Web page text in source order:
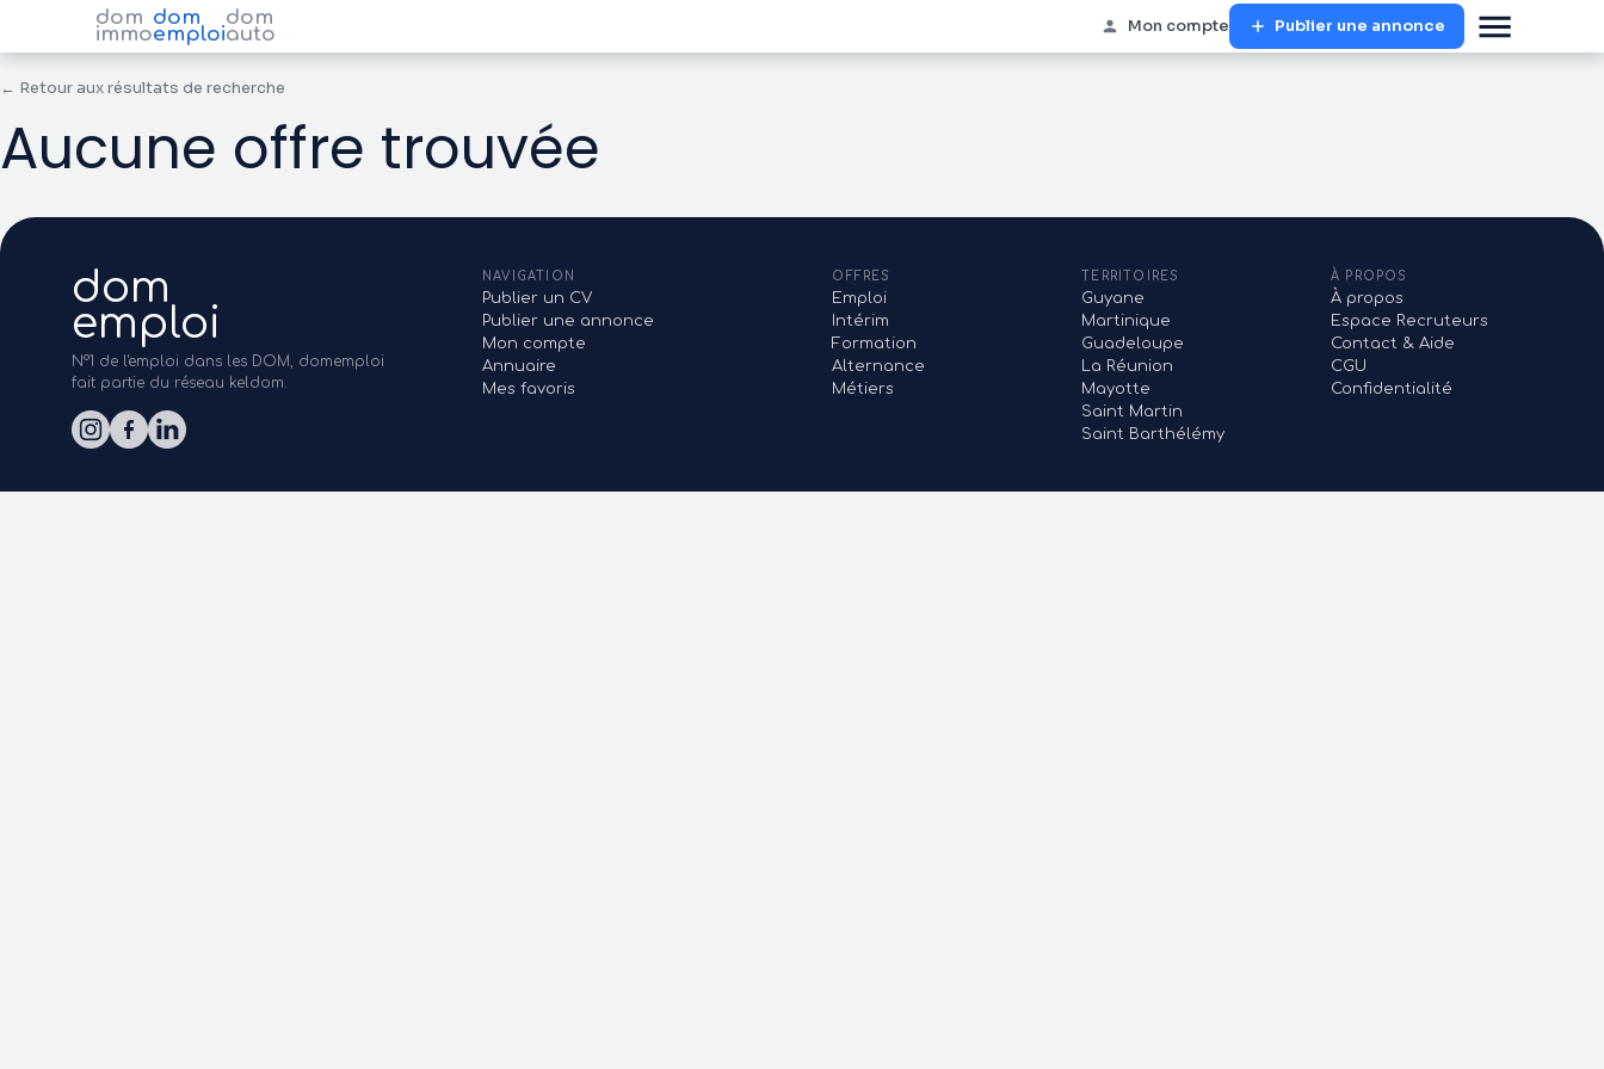
dom
immo
dom
emploi
dom
auto Mon compte Publier une annonce
← Retour aux résultats de recherche
Aucune offre trouvée
dom
emploi
N°1 de l'emploi dans les DOM, domemploi
fait partie du réseau keldom.
NAVIGATION
Publier un CV
Publier une annonce
Mon compte
Annuaire
Mes favoris
OFFRES
Emploi
Intérim
Formation
Alternance
Métiers
TERRITOIRES
Guyane
Martinique
Guadeloupe
La Réunion
Mayotte
Saint Martin
Saint Barthélémy
À PROPOS
À propos
Espace Recruteurs
Contact & Aide
CGU
Confidentialité